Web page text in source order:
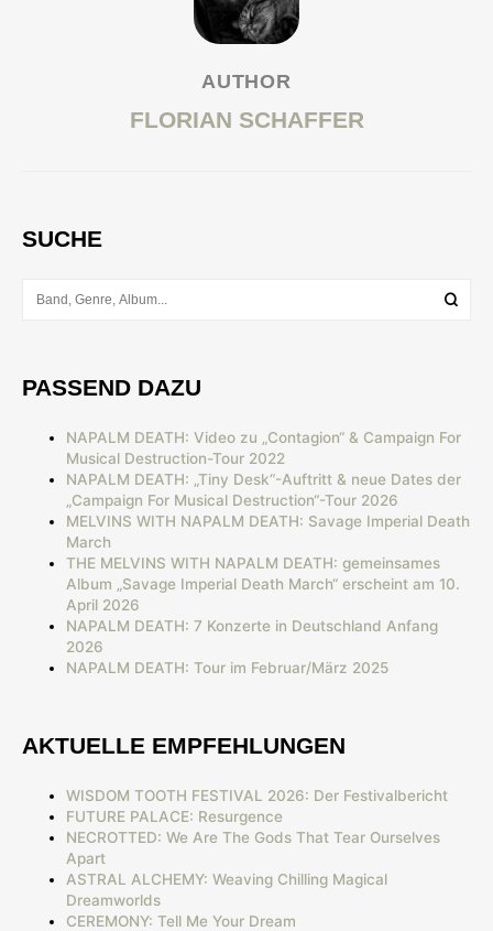
AUTHOR
FLORIAN SCHAFFER
SUCHE
PASSEND DAZU
NAPALM DEATH: Video zu „Contagion“ & Campaign For
Musical Destruction-Tour 2022
NAPALM DEATH: „Tiny Desk“-Auftritt & neue Dates der
„Campaign For Musical Destruction“-Tour 2026
MELVINS WITH NAPALM DEATH: Savage Imperial Death
March
THE MELVINS WITH NAPALM DEATH: gemeinsames
Album „Savage Imperial Death March“ erscheint am 10.
April 2026
NAPALM DEATH: 7 Konzerte in Deutschland Anfang
2026
NAPALM DEATH: Tour im Februar/März 2025
AKTUELLE EMPFEHLUNGEN
WISDOM TOOTH FESTIVAL 2026: Der Festivalbericht
FUTURE PALACE: Resurgence
NECROTTED: We Are The Gods That Tear Ourselves
Apart
ASTRAL ALCHEMY: Weaving Chilling Magical
Dreamworlds
CEREMONY: Tell Me Your Dream